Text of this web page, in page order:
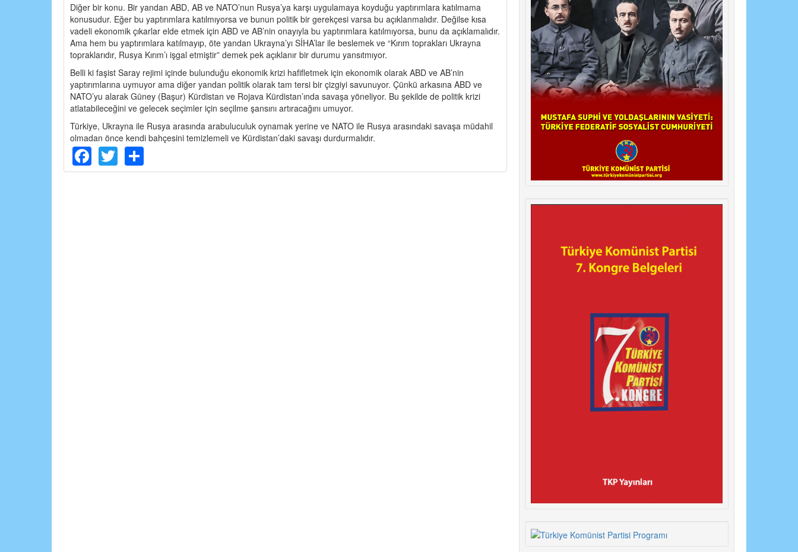
Diğer bir konu. Bir yandan ABD, AB ve NATO’nun Rusya’ya karşı uygulamaya koyduğu yaptırımlara katılmama
konusudur. Eğer bu yaptırımlara katılmıyorsa ve bunun politik bir gerekçesi varsa bu açıklanmalıdır. Değilse kısa
vadeli ekonomik çıkarlar elde etmek için ABD ve AB’nin onayıyla bu yaptırımlara katılmıyorsa, bunu da açıklamalıdır.
Ama hem bu yaptırımlara katılmayıp, öte yandan Ukrayna’yı SİHA’lar ile beslemek ve “Kırım toprakları Ukrayna
topraklarıdır, Rusya Kırım’ı işgal etmiştir” demek pek açıklanır bir durumu yansıtmıyor.
Belli ki faşist Saray rejimi içinde bulunduğu ekonomik krizi hafifletmek için ekonomik olarak ABD ve AB’nin
yaptırımlarına uymuyor ama diğer yandan politik olarak tam tersi bir çizgiyi savunuyor. Çünkü arkasına ABD ve
NATO’yu alarak Güney (Başur) Kürdistan ve Rojava Kürdistan’ında savaşa yöneliyor. Bu şekilde de politik krizi
atlatabileceğini ve gelecek seçimler için seçilme şansını artıracağını umuyor.
Türkiye, Ukrayna ile Rusya arasında arabuluculuk oynamak yerine ve NATO ile Rusya arasındaki savaşa müdahil
olmadan önce kendi bahçesini temizlemeli ve Kürdistan’daki savaşı durdurmalıdır.
Facebook
Twitter